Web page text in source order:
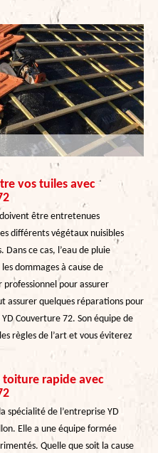
vos tuiles avec
être entretenues
différents végétaux nuisibles
ce cas, l’eau de pluie
dommages à cause de
professionnel pour assurer
assurer quelques réparations pour
Couverture 72. Son équipe de
règles de l’art et vous éviterez
toiture rapide avec
spécialité de l’entreprise YD
Elle a une équipe formée
Quelle que soit la cause